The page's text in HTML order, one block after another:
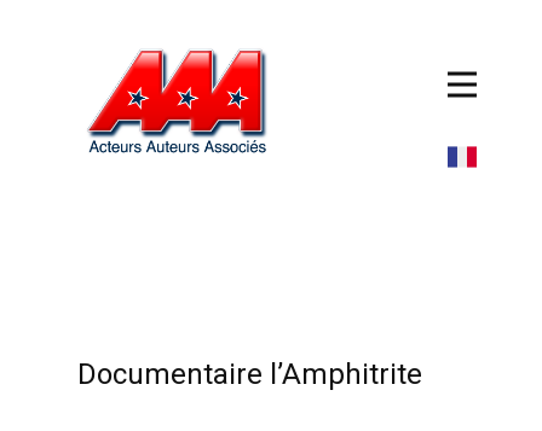
Documentaire l’Amphitrite